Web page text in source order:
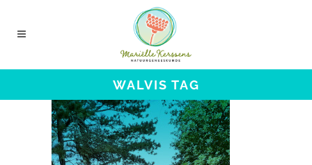
WALVIS TAG